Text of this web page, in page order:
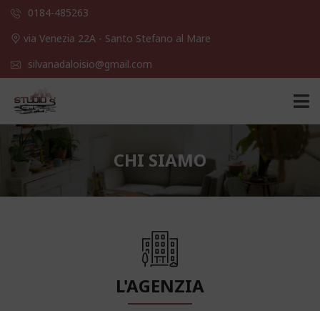
0184-485263
via Venezia 22A - Santo Stefano al Mare
silvanadaloisio@gmail.com
CHI SIAMO
L'AGENZIA